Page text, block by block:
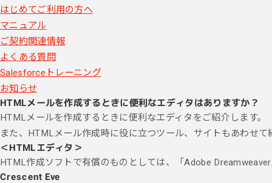
はじめてご利用の方へ
マニュアル
ご契約関連情報
よくある質問
Salesforceトレーニング
お知らせ
HTMLメールを作成するときに便利なエディタはありますか？
HTMLメールを作成するときに便利なエディタをご紹介します。
また、HTMLメール作成時に役に立つツール、サイトもあわせて
＜HTMLエディタ＞
HTML作成ソフトで有償のものとしては、「Adobe
Crescent Eve